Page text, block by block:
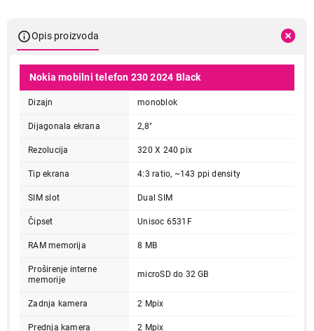
Opis proizvoda
Nokia mobilni telefon 230 2024 Black
Dizajn monoblok
Dijagonala ekrana 2,8"
Rezolucija 320 X 240 pix
Tip ekrana 4:3 ratio, ~143 ppi density
SIM slot Dual SIM
Čipset Unisoc 6531F
RAM memorija 8 MB
Proširenje interne
memorije
microSD do 32 GB
Zadnja kamera 2 Mpix
Prednja kamera 2 Mpix